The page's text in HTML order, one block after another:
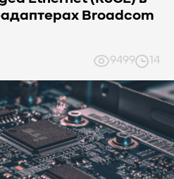
Broadcom
9499 14